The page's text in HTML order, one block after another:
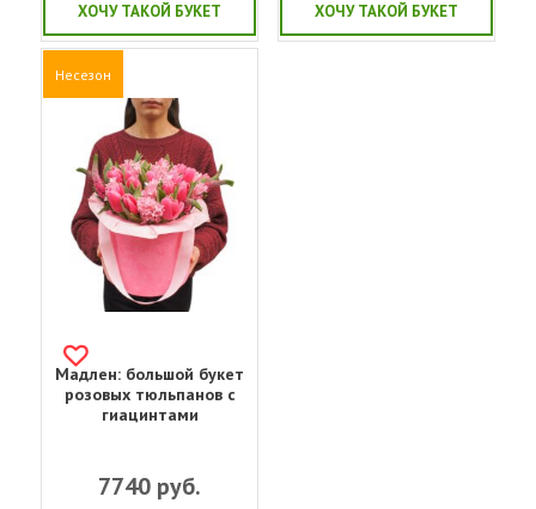
ХОЧУ ТАКОЙ БУКЕТ ХОЧУ ТАКОЙ БУКЕТ
Несезон
Мадлен: большой букет
розовых тюльпанов с
гиацинтами
7740 руб.